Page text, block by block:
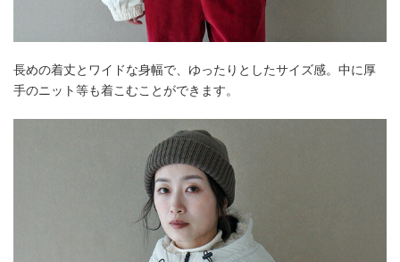
長めの着丈とワイドな身幅で、ゆったりとしたサイズ感。中に厚
手のニット等も着こむことができます。